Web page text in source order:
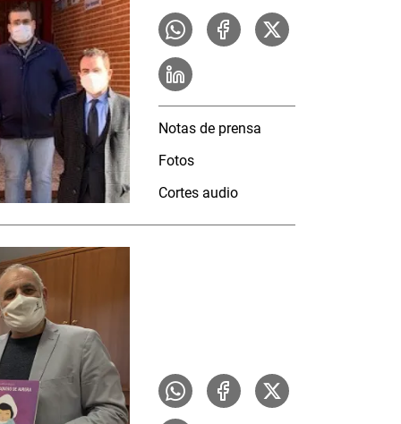
Notas de prensa
Fotos
Cortes audio